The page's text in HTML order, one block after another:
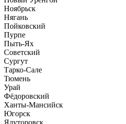
Ноябрьск
Нягань
Пойковский
Пурпе
Пыть-Ях
Советский
Сургут
Тарко-Сале
Тюмень
Урай
Фёдоровский
Ханты-Мансийск
Югорск
Ялуторовск